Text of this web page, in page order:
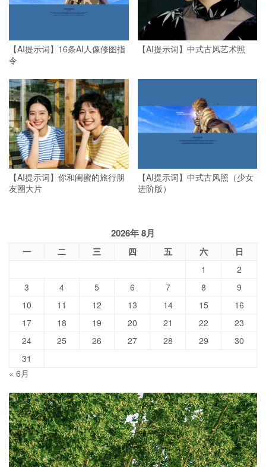
【AI提示词】16条AI人像修图指
令
【AI提示词】中式古风艺术照
【AI提示词】你和闺蜜的旅行朋
友圈大片
【AI提示词】中式古风照（少女
进阶版）
2026年 8月
一 二 三 四 五 六
日
1
2
3
4 5 6 7 8
9
10
11 12 13 14 15
16
17
18 19 20 21 22
23
24
25 26 27 28 29
30
31
« 6月